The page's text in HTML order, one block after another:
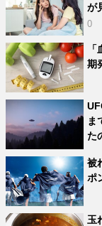
が
0
期
ま
た
被
ポ
玉